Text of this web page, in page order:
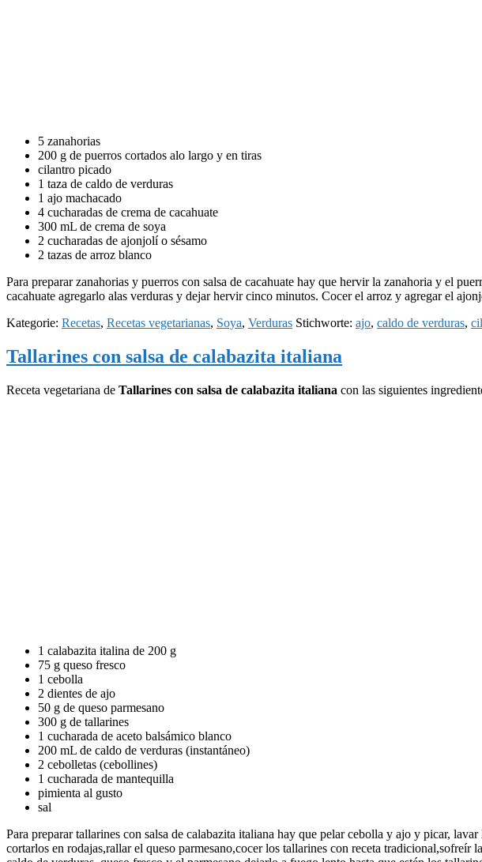
5 zanahorias
200 g de puerros cortados alo largo y en tiras
cilantro picado
1 taza de caldo de verduras
1 ajo machacado
4 cucharadas de crema de cacahuate
300 mL de crema de soya
2 cucharadas de ajonjolí o sésamo
2 tazas de arroz blanco
Para preparar zanahorias y puerros con salsa de cacahuate hay que hervir la zanahoria y el
cacahuate agregarlo alas verduras y dejar hervir cinco minutos. Cocer el arroz y agregar el
Kategorie: Recetas, Recetas vegetarianas, Soya, Verduras Stichworte: ajo, caldo de verduras,
Tallarines con salsa de calabazita italiana
Receta vegetariana de Tallarines con salsa de calabazita italiana con las siguientes
1 calabazita italina de 200 g
75 g queso fresco
1 cebolla
2 dientes de ajo
50 g de queso parmesano
300 g de tallarines
1 cucharada de aceto balsámico blanco
200 mL de caldo de verduras (instantáneo)
2 cebolletas (cebollines)
1 cucharada de mantequilla
pimienta al gusto
sal
Para preparar tallarines con salsa de calabazita italiana hay que pelar cebolla y ajo y picar,
cortarlos en rodajas,rallar el queso parmesano,cocer los tallarines con receta